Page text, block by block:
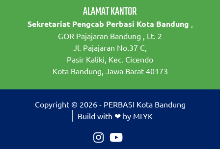
ALAMAT KANTOR
Sekretariat Pengcab Perbasi Kota Bandung ,
GOR Pajajaran Bandung , Lt. 2
Jl. Pajajaran No.37 C,
Pasir Kaliki, Kec. Cicendo
Kota Bandung, Jawa Barat 40173
Copyright © 2026 - PERBASI Kota Bandung
Build with ❤ by MLYK